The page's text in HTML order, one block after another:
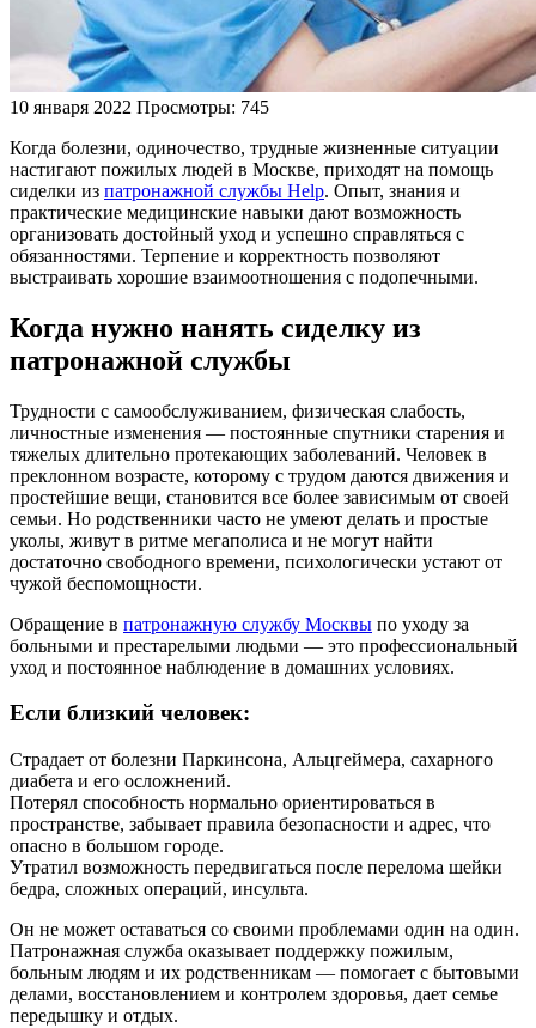
10 января 2022 Просмотры: 745
Когда болезни, одиночество, трудные жизненные ситуации
настигают пожилых людей в Москве, приходят на помощь
сиделки из патронажной службы Help. Опыт, знания и
практические медицинские навыки дают возможность
организовать достойный уход и успешно справляться с
обязанностями. Терпение и корректность позволяют
выстраивать хорошие взаимоотношения с подопечными.
Когда нужно нанять сиделку из
патронажной службы
Трудности с самообслуживанием, физическая слабость,
личностные изменения — постоянные спутники старения и
тяжелых длительно протекающих заболеваний. Человек в
преклонном возрасте, которому с трудом даются движения и
простейшие вещи, становится все более зависимым от своей
семьи. Но родственники часто не умеют делать и простые
уколы, живут в ритме мегаполиса и не могут найти
достаточно свободного времени, психологически устают от
чужой беспомощности.
Обращение в патронажную службу Москвы по уходу за
больными и престарелыми людьми — это профессиональный
уход и постоянное наблюдение в домашних условиях.
Если близкий человек:
Страдает от болезни Паркинсона, Альцгеймера, сахарного
диабета и его осложнений.
Потерял способность нормально ориентироваться в
пространстве, забывает правила безопасности и адрес, что
опасно в большом городе.
Утратил возможность передвигаться после перелома шейки
бедра, сложных операций, инсульта.
Он не может оставаться со своими проблемами один на один.
Патронажная служба оказывает поддержку пожилым,
больным людям и их родственникам — помогает с бытовыми
делами, восстановлением и контролем здоровья, дает семье
передышку и отдых.